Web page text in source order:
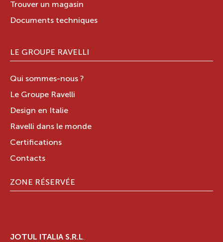
Trouver un magasin
Documents techniques
LE GROUPE RAVELLI
Qui sommes-nous ?
Le Groupe Ravelli
Design en Italie
Ravelli dans le monde
Certifications
Contacts
ZONE RÉSERVÉE
JOTUL ITALIA S.R.L